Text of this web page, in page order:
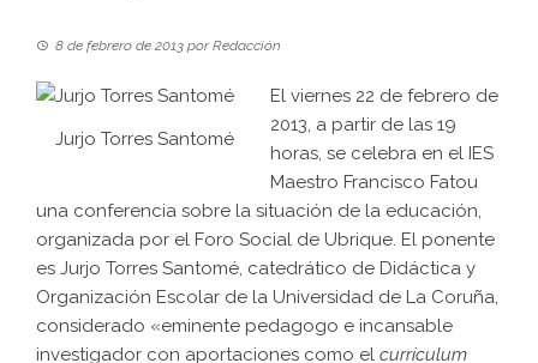
8 de febrero de 2013 porRedacción
Jurjo Torres Santomé
El viernes 22 de febrero de
2013, a partir de las 19
horas, se celebra en el IES
Maestro Francisco Fatou
una conferencia sobre la situación de la educación,
organizada por el Foro Social de Ubrique. El ponente
es Jurjo Torres Santomé, catedrático de Didáctica y
Organización Escolar de la Universidad de La Coruña,
considerado «eminente pedagogo e incansable
investigador con aportaciones como el currículum